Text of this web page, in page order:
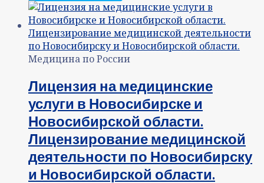
Медицина по России
Лицензия на медицинские
услуги в Новосибирске и
Новосибирской области.
Лицензирование медицинской
деятельности по Новосибирску
и Новосибирской области.